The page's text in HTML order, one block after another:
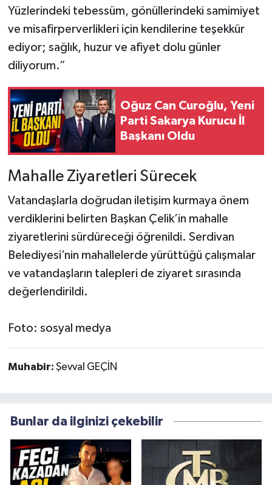
Yüzlerindeki tebessüm, gönüllerindeki samimiyet
ve misafirperverlikleri için kendilerine teşekkür
ediyor; sağlık, huzur ve afiyet dolu günler
diliyorum.”
Oğuz Can Curoğlu, Yeni
Parti Sakarya Kurucu İl
Başkanı Oldu
Mahalle Ziyaretleri Sürecek
Vatandaşlarla doğrudan iletişim kurmaya önem
verdiklerini belirten Başkan Çelik’in mahalle
ziyaretlerini sürdüreceği öğrenildi. Serdivan
Belediyesi’nin mahallelerde yürüttüğü çalışmalar
ve vatandaşların talepleri de ziyaret sırasında
değerlendirildi.
Foto: sosyal medya
Muhabir: Şevval GEÇİN
Bunlar da ilginizi çekebilir